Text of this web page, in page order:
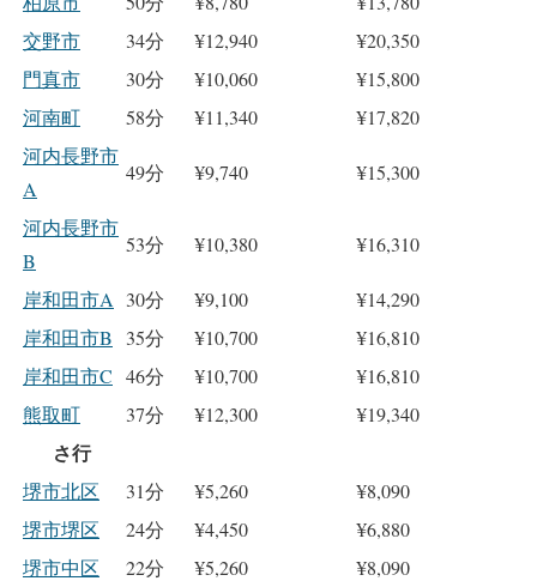
交野市
34分 ¥12,940
¥20,350
門真市
30分 ¥10,060
¥15,800
河南町
58分 ¥11,340
¥17,820
河内長野市
A
49分 ¥9,740 ¥15,300
河内長野市
B
53分 ¥10,380 ¥16,310
岸和田市A 30分 ¥9,100
¥14,290
岸和田市B
35分 ¥10,700
¥16,810
岸和田市C 46分 ¥10,700
¥16,810
熊取町
37分 ¥12,300 ¥19,340
さ行
堺市北区 31分 ¥5,260
¥8,090
堺市堺区
24分 ¥4,450
¥6,880
堺市中区
22分 ¥5,260
¥8,090